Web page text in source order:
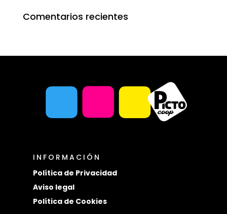
Comentarios recientes
INFORMACIÓN
Política de Privacidad
Aviso legal
Política de Cookies